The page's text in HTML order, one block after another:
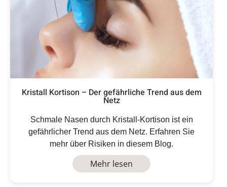
Kristall Kortison – Der gefährliche Trend aus dem
Netz
Schmale Nasen durch Kristall-Kortison ist ein
gefährlicher Trend aus dem Netz. Erfahren Sie
mehr über Risiken in diesem Blog.
Mehr lesen